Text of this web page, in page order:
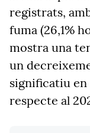
registrats,
fuma (26,1%
mostra una
un
significatiu en
respecte al